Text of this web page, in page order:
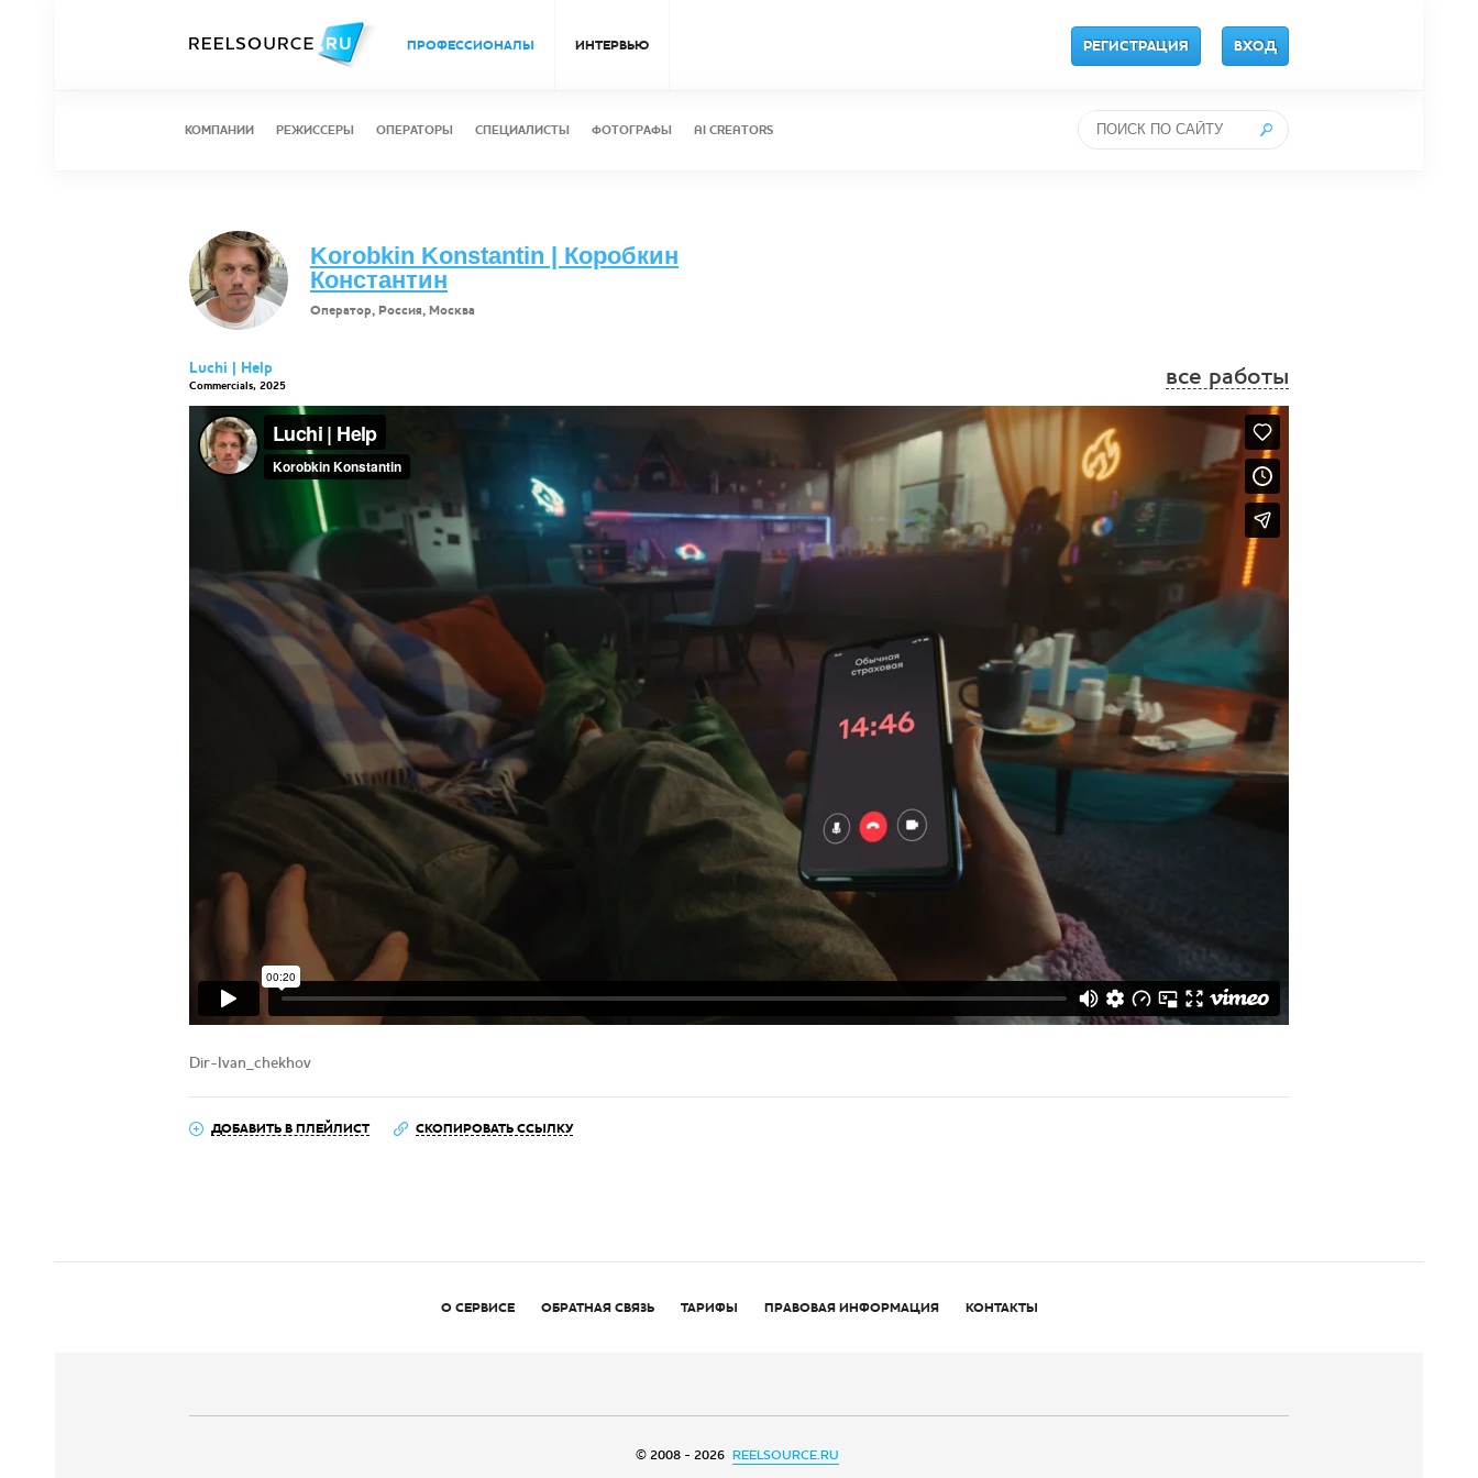
ПРОФЕССИОНАЛЫ ИНТЕРВЬЮ РЕГИСТРАЦИЯ ВХОД
КОМПАНИИ РЕЖИССЕРЫ ОПЕРАТОРЫ СПЕЦИАЛИСТЫ ФОТОГРАФЫ AI CREATORS
Korobkin Konstantin | Коробкин
Константин
Оператор, Россия, Москва
Luchi | Help все работы
Commercials, 2025
Dir-Ivan_chekhov
ДОБАВИТЬ В ПЛЕЙЛИСТ СКОПИРОВАТЬ ССЫЛКУ
О СЕРВИСЕ ОБРАТНАЯ СВЯЗЬ ТАРИФЫ ПРАВОВАЯ ИНФОРМАЦИЯ КОНТАКТЫ
© 2008 - 2026 REELSOURCE.RU